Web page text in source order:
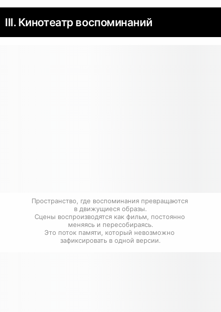
III. Кинотеатр воспоминаний
Пространство, где воспоминания превращаются
в движущиеся образы.
Сцены воспроизводятся как фильм, постоянно
меняясь и пересобираясь.
Это поток памяти, который невозможно
зафиксировать в одной версии.